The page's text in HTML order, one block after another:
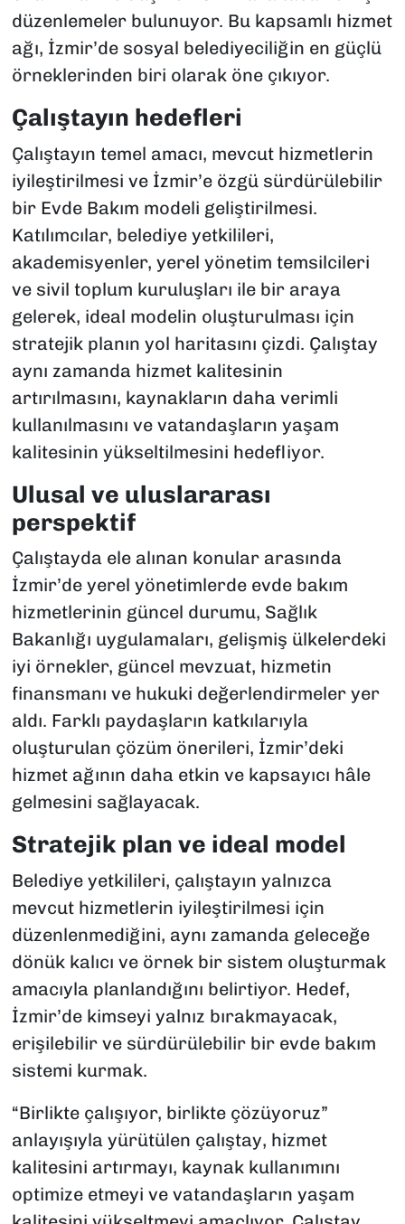
düzenlemeler bulunuyor. Bu kapsamlı hizmet
ağı, İzmir’de sosyal belediyeciliğin en güçlü
örneklerinden biri olarak öne çıkıyor.
Çalıştayın hedefleri
Çalıştayın temel amacı, mevcut hizmetlerin
iyileştirilmesi ve İzmir’e özgü sürdürülebilir
bir Evde Bakım modeli geliştirilmesi.
Katılımcılar, belediye yetkilileri,
akademisyenler, yerel yönetim temsilcileri
ve sivil toplum kuruluşları ile bir araya
gelerek, ideal modelin oluşturulması için
stratejik planın yol haritasını çizdi. Çalıştay
aynı zamanda hizmet kalitesinin
artırılmasını, kaynakların daha verimli
kullanılmasını ve vatandaşların yaşam
kalitesinin yükseltilmesini hedefliyor.
Ulusal ve uluslararası
perspektif
Çalıştayda ele alınan konular arasında
İzmir’de yerel yönetimlerde evde bakım
hizmetlerinin güncel durumu, Sağlık
Bakanlığı uygulamaları, gelişmiş ülkelerdeki
iyi örnekler, güncel mevzuat, hizmetin
finansmanı ve hukuki değerlendirmeler yer
aldı. Farklı paydaşların katkılarıyla
oluşturulan çözüm önerileri, İzmir’deki
hizmet ağının daha etkin ve kapsayıcı hâle
gelmesini sağlayacak.
Stratejik plan ve ideal model
Belediye yetkilileri, çalıştayın yalnızca
mevcut hizmetlerin iyileştirilmesi için
düzenlenmediğini, aynı zamanda geleceğe
dönük kalıcı ve örnek bir sistem oluşturmak
amacıyla planlandığını belirtiyor. Hedef,
İzmir’de kimseyi yalnız bırakmayacak,
erişilebilir ve sürdürülebilir bir evde bakım
sistemi kurmak.
“Birlikte çalışıyor, birlikte çözüyoruz”
anlayışıyla yürütülen çalıştay, hizmet
kalitesini artırmayı, kaynak kullanımını
optimize etmeyi ve vatandaşların yaşam